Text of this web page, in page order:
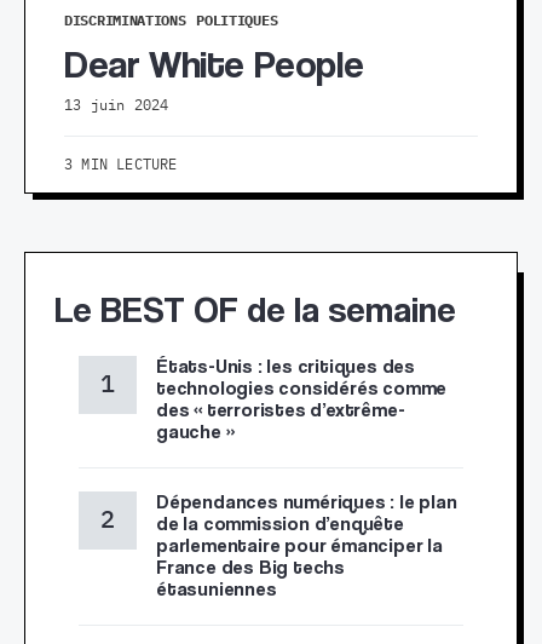
DISCRIMINATIONS POLITIQUES
Dear White People
13 juin 2024
3 MIN LECTURE
Le BEST OF de la semaine
États-Unis : les critiques des
technologies considérés comme
des « terroristes d’extrême-
gauche »
Dépendances numériques : le plan
de la commission d’enquête
parlementaire pour émanciper la
France des Big techs
étasuniennes